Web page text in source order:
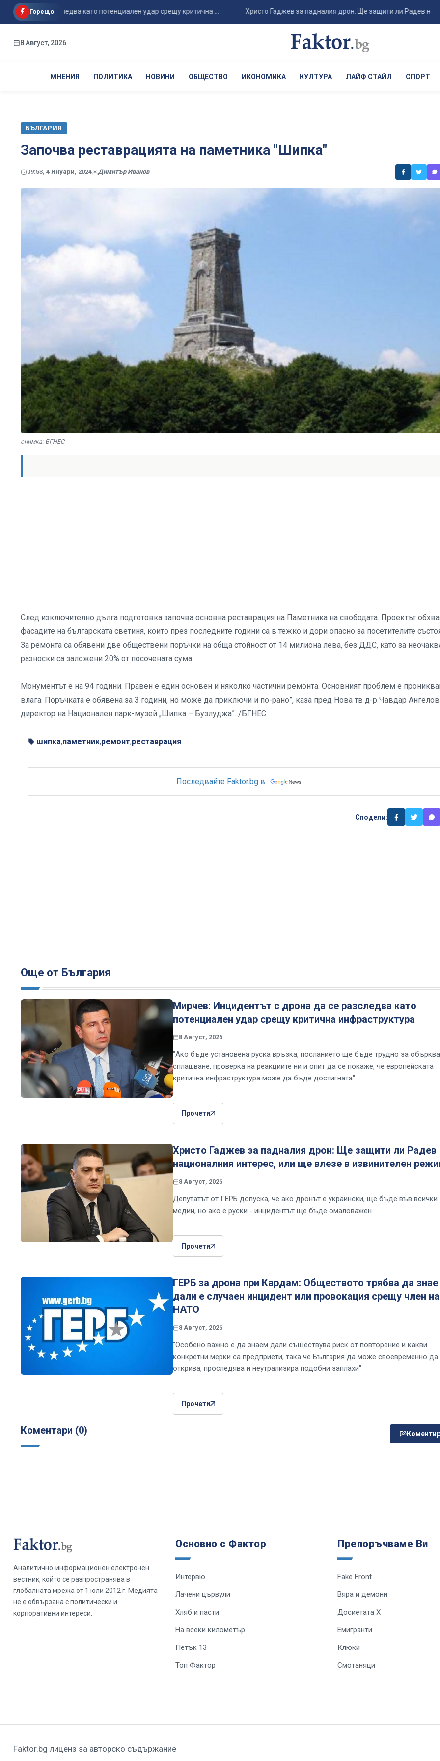
Горещо
се разследва като потенциален удар срещу критична ... Христо Гаджев за падналия дрон: Ще защити ли Радев
8 Август, 2026
МНЕНИЯ ПОЛИТИКА НОВИНИ ОБЩЕСТВО ИКОНОМИКА КУЛТУРА ЛАЙФ СТАЙЛ СПОРТ
БЪЛГАРИЯ
Започва реставрацията на паметника "Шипка"
09:53, 4 Януари, 2024 Димитър Иванов
снимка: БГНЕС
След изключително дълга подготовка започва основна реставрация на Паметника на свободата. Проектът
фасадите на българската светиня, които през последните години са в тежко и дори опасно за посетителите
За ремонта са обявени две обществени поръчки на обща стойност от 14 милиона лева, без ДДС, като за
разноски са заложени 20% от посочената сума.
Монументът е на 94 години. Правен е един основен и няколко частични ремонта. Основният проблем е
влага. Поръчката е обявена за 3 години, но може да приключи и по-рано”, каза пред Нова тв д-р Чавдар
директор на Национален парк-музей „Шипка – Бузлуджа”. /БГНЕС
шипка,паметник,ремонт,реставрация
Последвайте Faktor.bg в
Сподели:
Още от България
Мирчев: Инцидентът с дрона да се разследва като
потенциален удар срещу критична инфраструктура
8 Август, 2026
"Ако бъде установена руска връзка, посланието ще бъде трудно за
сплашване, проверка на реакциите ни и опит да се покаже, че европейската
критична инфраструктура може да бъде достигната"
Прочети
Христо Гаджев за падналия дрон: Ще защити ли Радев
националния интерес, или ще влезе в извинителен
8 Август, 2026
Депутатът от ГЕРБ допуска, че ако дронът е украински, ще бъде във всички
медии, но ако е руски - инцидентът ще бъде омаловажен
Прочети
ГЕРБ за дрона при Кардам: Обществото трябва да знае
дали е случаен инцидент или провокация срещу член на
НАТО
8 Август, 2026
"Особено важно е да знаем дали съществува риск от повторение и какви
конкретни мерки са предприети, така че България да може своевременно да
открива, проследява и неутрализира подобни заплахи"
Прочети
Коментари (0)
Аналитично-информационен електронен
вестник, който се разпространява в
глобалната мрежа от 1 юли 2012 г. Медията
не е обвързана с политически и
корпоративни интереси.
Основно с Фактор
Интервю
Лачени цървули
Хляб и пасти
На всеки километър
Петък 13
Топ Фактор
Препоръчваме Ви
Fake Front
Вяра и демони
Досиетата Х
Емигранти
Клюки
Смотаняци
Faktor.bg лиценз за авторско съдържание